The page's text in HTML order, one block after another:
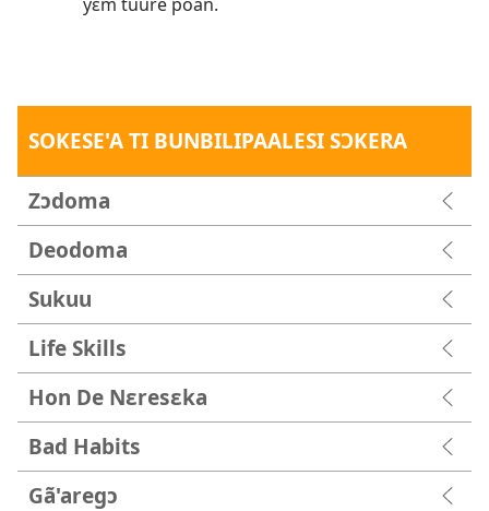
SOKESE'A TI BUNBILIPAALESI SƆKERA
Zɔdoma
Deodoma
Sukuu
Life Skills
Hon De Nɛresɛka
Bad Habits
Gã'aregɔ